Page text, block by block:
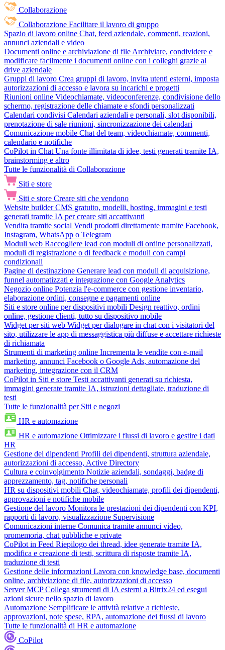
Collaborazione
Collaborazione Facilitare il lavoro di gruppo
Spazio di lavoro online Chat, feed aziendale, commenti, reazioni,
annunci aziendali e video
Documenti online e archiviazione di file Archiviare, condividere e
modificare facilmente i documenti online con i colleghi grazie al
drive aziendale
Gruppi di lavoro Crea gruppi di lavoro, invita utenti esterni, imposta
autorizzazioni di accesso e lavora su incarichi e progetti
Riunioni online Videochiamate, videoconferenze, condivisione dello
schermo, registrazione delle chiamate e sfondi personalizzati
Calendari condivisi Calendari aziendali e personali, slot disponibili,
prenotazione di sale riunioni, sincronizzazione dei calendari
Comunicazione mobile Chat del team, videochiamate, commenti,
calendario e notifiche
CoPilot in Chat Una fonte illimitata di idee, testi generati tramite IA,
brainstorming e altro
Tutte le funzionalità di Collaborazione
Siti e store
Siti e store Creare siti che vendono
Website builder CMS gratuito, modelli, hosting, immagini e testi
generati tramite IA per creare siti accattivanti
Vendita tramite social Vendi prodotti direttamente tramite Facebook,
Instagram, WhatsApp o Telegram
Moduli web Raccogliere lead con moduli di ordine personalizzati,
moduli di registrazione o di feedback e moduli con campi
condizionali
Pagine di destinazione Generare lead con moduli di acquisizione,
funnel automatizzati e integrazione con Google Analytics
Negozio online Potenzia l'e-commerce con gestione inventario,
elaborazione ordini, consegne e pagamenti online
Siti e store online per dispositivi mobili Design reattivo, ordini
online, gestione clienti, tutto su dispositivo mobile
Widget per siti web Widget per dialogare in chat con i visitatori del
sito, utilizzare le app di messaggistica più diffuse e accettare richieste
di richiamata
Strumenti di marketing online Incrementa le vendite con e-mail
marketing, annunci Facebook o Google Ads, automazione del
marketing, integrazione con il CRM
CoPilot in Siti e store Testi accattivanti generati su richiesta,
immagini generate tramite IA, istruzioni dettagliate, traduzione di
testi
Tutte le funzionalità per Siti e negozi
HR e automazione
HR e automazione Ottimizzare i flussi di lavoro e gestire i dati
HR
Gestione dei dipendenti Profili dei dipendenti, struttura aziendale,
autorizzazioni di accesso, Active Directory
Cultura e coinvolgimento Notizie aziendali, sondaggi, badge di
apprezzamento, tag, notifiche personali
HR su dispositivi mobili Chat, videochiamate, profili dei dipendenti,
approvazioni e notifiche mobile
Gestione del lavoro Monitora le prestazioni dei dipendenti con KPI,
rapporti di lavoro, visualizzazione Supervisione
Comunicazioni interne Comunica tramite annunci video,
promemoria, chat pubbliche e private
CoPilot in Feed Riepilogo dei thread, idee generate tramite IA,
modifica e creazione di testi, scrittura di risposte tramite IA,
traduzione di testi
Gestione delle informazioni Lavora con knowledge base, documenti
online, archiviazione di file, autorizzazioni di accesso
Server MCP Collega strumenti di IA esterni a Bitrix24 ed esegui
azioni sicure nello spazio di lavoro
Automazione Semplificare le attività relative a richieste,
approvazioni, note spese, RPA, automazione dei flussi di lavoro
Tutte le funzionalità di HR e automazione
CoPilot